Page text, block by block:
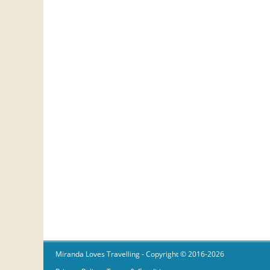
Miranda Loves Travelling- Copyright © 2016-2026